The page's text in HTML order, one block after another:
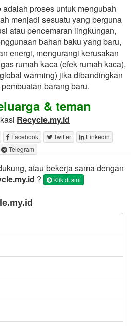
proses untuk mengubah
menjadi sesuatu yang berguna
atau pencemaran lingkungan,
bahan baku yang baru,
energi, mengurangi kerusakan
rumah kaca (efek rumah kaca),
warming) jika dibandingkan
barang baru.
& teman
Recycle.my.id
Facebook Twitter
Linkedin
Telegram
atau bekerja sama dengan
? Klik di sini